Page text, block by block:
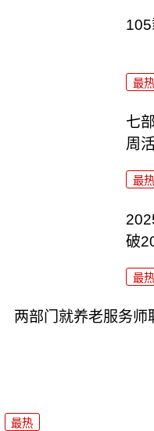
105
最热
七
周
最热
破
最热
两部门就养老服务师
最热